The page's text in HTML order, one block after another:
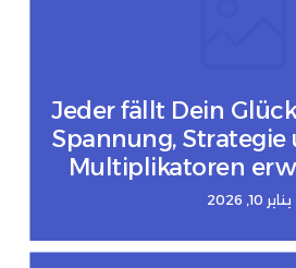
Jeder fällt Dein
Spannung, Strategie
Multiplikatoren
يناير 10, 2026